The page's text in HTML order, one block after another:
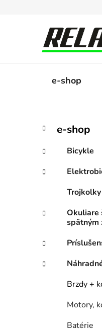
e-shop
B
č
ý
n
l
Preskočiť
kategórie
K
a
e
g
ó
e
e-shop
Bicykle
Okuliare
spätným
Brzdy +
Motory,
Batérie